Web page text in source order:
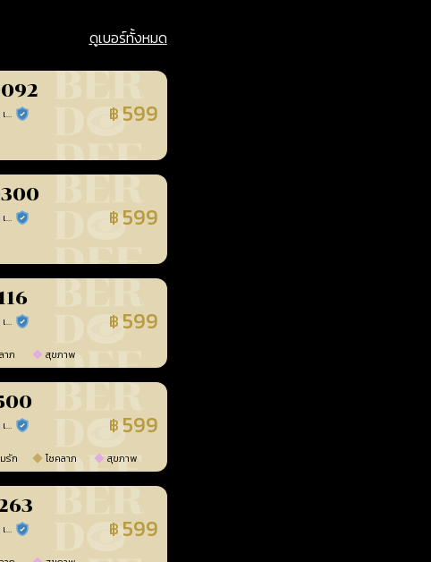
ดูเบอร์ทั้งหมด
อภิญญาเบอร์มงคล เบอร์สวยเลขศาสตร์ ร้านยืนยันแล้ว ฿ 599
อภิญญาเบอร์มงคล เบอร์สวยเลขศาสตร์ ร้านยืนยันแล้ว ฿ 599
อภิญญาเบอร์มงคล เบอร์สวยเลขศาสตร์ ร้านยืนยันแล้ว ฿ 599
าภ สุขภาพ
อภิญญาเบอร์มงคล เบอร์สวยเลขศาสตร์ ร้านยืนยันแล้ว ฿ 599
รัก โชคลาภ สุขภาพ
อภิญญาเบอร์มงคล เบอร์สวยเลขศาสตร์ ร้านยืนยันแล้ว ฿ 599